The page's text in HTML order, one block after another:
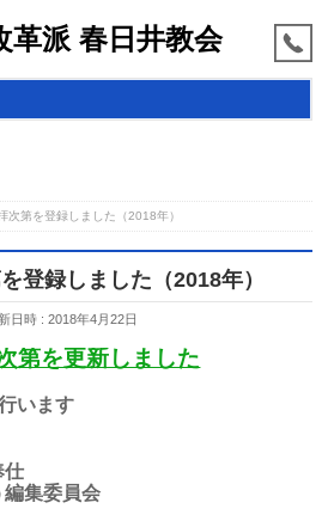
革派 春日井教会
次第を登録しました（2018年）
登録しました（2018年）
日時 : 2018年4月22日
第を更新しました
います
仕
集委員会